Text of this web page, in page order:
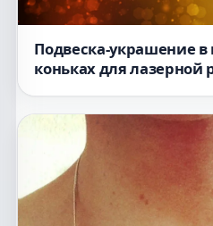
Подвеска-украшение в
коньках для лазерной